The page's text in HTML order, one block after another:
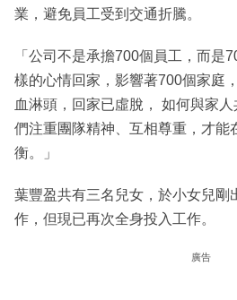
業，避免員工受到交通折騰。
「公司不是承擔700個員工，而是
樣的心情回家，影響著700個家庭
血淋頭，回家已虛脫， 如何與家
們注重團隊精神、互相尊重，才能
衡。」
葉豐盈共有三名兒女，於小女兒剛
作，但現已再次全身投入工作。
廣告